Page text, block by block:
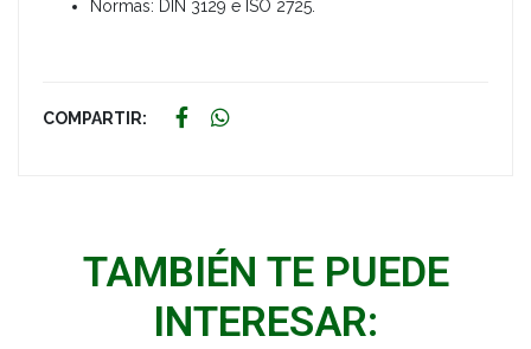
Normas: DIN 3129 e ISO 2725.
COMPARTIR:
TAMBIÉN TE PUEDE
INTERESAR: